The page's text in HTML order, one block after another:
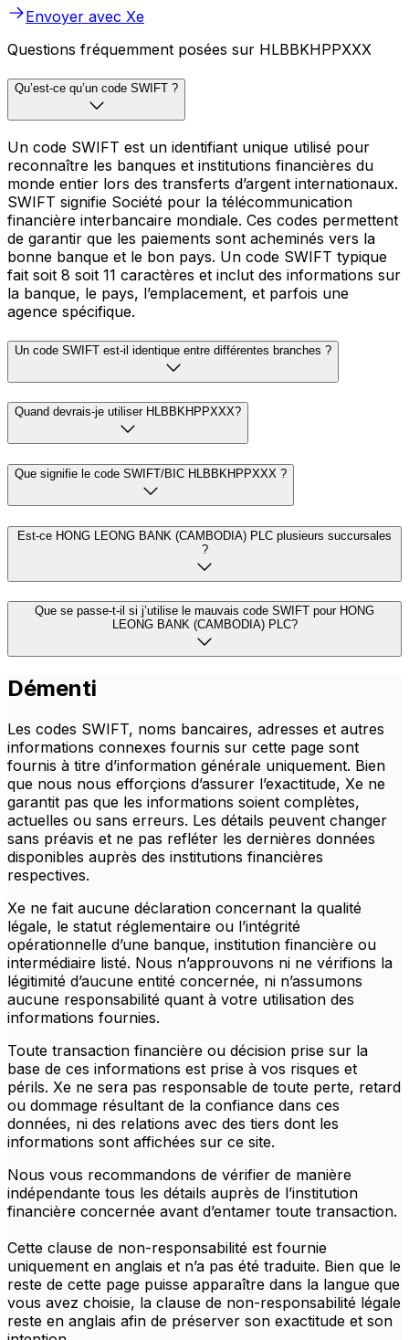
Envoyer avec Xe
Questions fréquemment posées sur HLBBKHPPXXX
Qu’est-ce qu’un code SWIFT ?
Un code SWIFT est un identifiant unique utilisé pour
reconnaître les banques et institutions financières du
monde entier lors des transferts d’argent internationaux.
SWIFT signifie Société pour la télécommunication
financière interbancaire mondiale. Ces codes permettent
de garantir que les paiements sont acheminés vers la
bonne banque et le bon pays. Un code SWIFT typique
fait soit 8 soit 11 caractères et inclut des informations sur
la banque, le pays, l’emplacement, et parfois une
agence spécifique.
Un code SWIFT est-il identique entre différentes branches ?
Quand devrais-je utiliser HLBBKHPPXXX?
Que signifie le code SWIFT/BIC HLBBKHPPXXX ?
Est-ce HONG LEONG BANK (CAMBODIA) PLC plusieurs succursales
?
Que se passe-t-il si j’utilise le mauvais code SWIFT pour HONG
LEONG BANK (CAMBODIA) PLC?
Démenti
Les codes SWIFT, noms bancaires, adresses et autres
informations connexes fournis sur cette page sont
fournis à titre d’information générale uniquement. Bien
que nous nous efforçions d’assurer l’exactitude, Xe ne
garantit pas que les informations soient complètes,
actuelles ou sans erreurs. Les détails peuvent changer
sans préavis et ne pas refléter les dernières données
disponibles auprès des institutions financières
respectives.
Xe ne fait aucune déclaration concernant la qualité
légale, le statut réglementaire ou l’intégrité
opérationnelle d’une banque, institution financière ou
intermédiaire listé. Nous n’approuvons ni ne vérifions la
légitimité d’aucune entité concernée, ni n’assumons
aucune responsabilité quant à votre utilisation des
informations fournies.
Toute transaction financière ou décision prise sur la
base de ces informations est prise à vos risques et
périls. Xe ne sera pas responsable de toute perte, retard
ou dommage résultant de la confiance dans ces
données, ni des relations avec des tiers dont les
informations sont affichées sur ce site.
Nous vous recommandons de vérifier de manière
indépendante tous les détails auprès de l’institution
financière concernée avant d’entamer toute transaction.
Cette clause de non-responsabilité est fournie
uniquement en anglais et n’a pas été traduite. Bien que le
reste de cette page puisse apparaître dans la langue que
vous avez choisie, la clause de non-responsabilité légale
reste en anglais afin de préserver son exactitude et son